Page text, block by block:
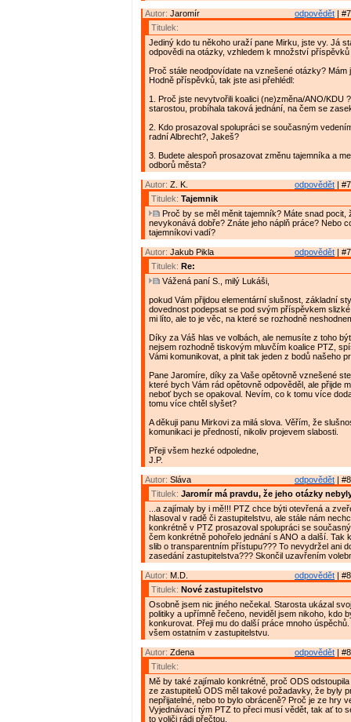
odpovědět |
Autor: Jaromír
Titulek:
Jediný kdo tu někoho uraží pane Mirku, jste vy. Já
odpovědi na otázky, vzhledem k množství příspěvků
Proč stále neodpovídate na vznešené otázky? Mám
Hodně příspěvků, tak jste asi přehlédl:
1. Proč jste nevytvořili koalici (ne)změna/ANO/KDU
starostou, probíhala taková jednání, na čem se
2. Kdo prosazoval spolupráci se současným
radní Albrecht?, Jakeš?
3. Budete alespoň prosazovat změnu tajemníka a
odborů města?
odpovědět |
Autor: Z. K.
Titulek: Tajemnik
Proč by se měl měnit tajemník? Máte snad pocit,
nevykonává dobře? Znáte jeho náplň práce? Nebo
tajemníkovi vadí?
odpovědět |
Autor: Jakub Pikla
Titulek: Re:
Vážená paní S., milý Lukáši,
pokud Vám přijdou elementární slušnost, základní
dovednost podepsat se pod svým příspěvkem
mi líto, ale to je věc, na které se rozhodně
Díky za Váš hlas ve volbách, ale nemusíte z toho
nejsem rozhodně tiskovým mluvčím koalice PTZ,
Vámi komunikovat, a plnit tak jeden z bodů našeho
Pane Jaromíre, díky za Vaše opětovně vznešené
které bych Vám rád opětovně odpověděl, ale přijde
neboť bych se opakoval. Nevím, co k tomu více
tomu více chtěl slyšet?
A děkuji panu Mirkovi za milá slova. Věřím, že
komunikaci je předností, nikoliv projevem slabosti.
Přeji všem hezké odpoledne,
J.P.
odpovědět |
Autor: Sláva
Titulek: Jaromír má pravdu, že jeho otázky
...a zajímaly by i mě!!! PTZ chce býti otevřená a
hlasoval v radě či zastupitelstvu, ale stále nám
konkrétně v PTZ prosazoval spolupráci se
čem konkrétně pohořelo jednání s ANO a další. Tak
slib o transparentním přístupu??? To nevydržel ani
zasedání zastupitelstva??? Skončil uzavřením
odpovědět |
Autor: M.D.
Titulek: Nové zastupitelstvo
Osobně jsem nic jiného nečekal. Starosta ukázal
politiky a upřímně řečeno, neviděl jsem nikoho, kdo
konkurovat. Přeji mu do další práce mnoho úspěchů.
všem ostatním v zastupitelstvu.
odpovědět |
Autor: Zdena
Titulek:
Mě by také zajímalo konkrétně, proč ODS
ze zastupitelů ODS měl takové požadavky, že byly
nepřijatelné, nebo to bylo obráceně? Proč je ze hry
Vyjednávací tým PTZ to přeci musí vědět, tak ať to
to voliči rádi přečtou.